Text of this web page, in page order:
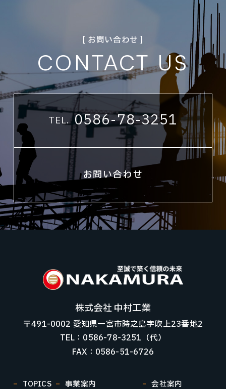
[ お問い合わせ ]
CONTACT US
TEL. 0586-78-3251
お問い合わせ
株式会社 中村工業
〒491-0002 愛知県一宮市時之島字吹上23番地2
TEL：0586-78-3251（代）
FAX：0586-51-6726
TOPICS 事業案内
会社案内